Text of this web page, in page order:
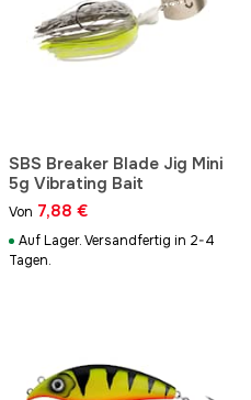
SBS Breaker Blade Jig Mini
5g Vibrating Bait
Von 7,88 €
Auf Lager. Versandfertig in 2-4
Tagen.